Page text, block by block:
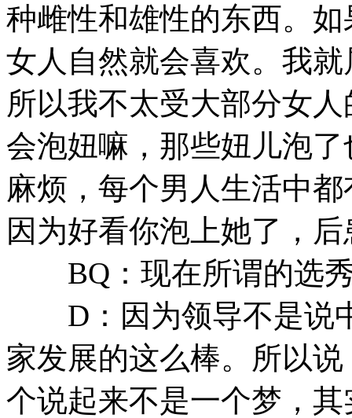
种雌性和雄性的东西。
女人自然就会喜欢。我
所以我不太受大部分女
会泡妞嘛，那些妞儿泡
麻烦，每个男人生活中
因为好看你泡上她了，
BQ：现在所谓的选秀
D：因为领导不是说
家发展的这么棒。所以
个说起来不是一个梦，